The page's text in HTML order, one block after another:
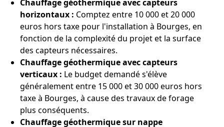
Chauffage géothermique avec capteurs
horizontaux : Comptez entre 10 000 et 20 000
euros hors taxe pour l'installation à Bourges, en
fonction de la complexité du projet et la surface
des capteurs nécessaires.
Chauffage géothermique avec capteurs
verticaux : Le budget demandé s'élève
généralement entre 15 000 et 30 000 euros hors
taxe à Bourges, à cause des travaux de forage
plus conséquents.
Chauffage géothermique sur nappe